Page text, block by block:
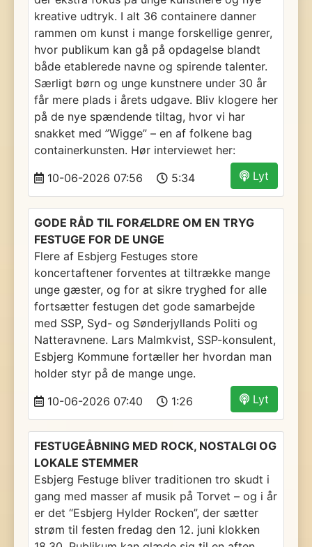
kreative udtryk. I alt 36 containere danner
rammen om kunst i mange forskellige genrer,
hvor publikum kan gå på opdagelse blandt
både etablerede navne og spirende talenter.
Særligt børn og unge kunstnere under 30 år
får mere plads i årets udgave. Bliv klogere her
på de nye spændende tiltag, hvor vi har
snakket med ”Wigge” – en af folkene bag
containerkunsten. Hør interviewet her:
Lyt
10-06-2026 07:56 5:34
GODE RÅD TIL FORÆLDRE OM EN TRYG
FESTUGE FOR DE UNGE
Flere af Esbjerg Festuges store
koncertaftener forventes at tiltrække mange
unge gæster, og for at sikre tryghed for alle
fortsætter festugen det gode samarbejde
med SSP, Syd- og Sønderjyllands Politi og
Natteravnene. Lars Malmkvist, SSP-konsulent,
Esbjerg Kommune fortæller her hvordan man
holder styr på de mange unge.
Lyt
10-06-2026 07:40 1:26
FESTUGEÅBNING MED ROCK, NOSTALGI OG
LOKALE STEMMER
Esbjerg Festuge bliver traditionen tro skudt i
gang med masser af musik på Torvet – og i år
er det “Esbjerg Hylder Rocken”, der sætter
strøm til festen fredag den 12. juni klokken